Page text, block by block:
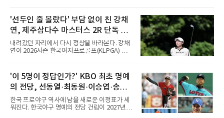
독은 단순히 더위를 이야기하지 않았다. 우천,
폭염, 부상 등 변수가 늘어나는 현실에서 현재
팀당 144경기 체제가 과연 지속 가능한지 질문
을 던졌다.물론 144경기가 세계적으로 특별히
많은 숫자는 아니다. 메이저리그는 팀당 162경
기, 일본프로야구도 143~144경기를 치른다. 숫
자만 놓고 보면 KBO가 유난히 혹사 구조라고 말
비교하기 어려울 정도로 폭염이 길어지고 강해
지고 있다. 여기에 장마, 이
'선두인 줄 몰랐다' 부담 없이 친 강채
연, 제주삼다수 마스터스 2R 단독 선
두
내려갔던 자리에서 다시 정상을 바라본다. 강채
연이 2026시즌 한국여자프로골프(KLPGA) 투어
억 원, 우승상금 1억8000만 원) 2라운드에서 단
독 선두로 도약했다.강채연은 7일 제주도 서귀
포의 테디밸리 골프앤리조트(파72)에서 열린 2
라운드에서 버디 5개와 보기 1개를 묶어 4언더
파 68타를 쳤다. 중간합계 9언더파 135타로 전
날 공동 4위에서 선두로 올라섰다. 공동 2위 그
룹(8언더파 136타)과는 한 타 차다.이 대회는 그
'이 5명이 정답인가?' KBO 최초 명예
의 전당, 선동열·최동원·이승엽·송진
우·김응용을 둘러싼 논쟁
한국 프로야구 역사에 남을 새로운 이정표가 세
워진다. 한국야구 명예의 전당 건립이 2027년으